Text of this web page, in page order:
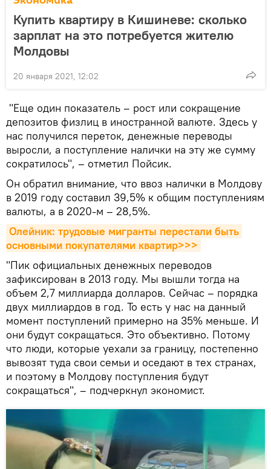
Купить квартиру в Кишиневе: сколько
зарплат на это потребуется жителю
Молдовы
20 января 2021, 12:02
"Еще один показатель – рост или сокращение
депозитов физлиц в иностранной валюте. Здесь у
нас получился переток, денежные переводы
выросли, а поступление налички на эту же сумму
сократилось", – отметил Пойсик.
Он обратил внимание, что ввоз налички в Молдову
в 2019 году составил 39,5% к общим поступлениям
валюты, а в 2020-м – 28,5%.
Олейник: трудовые мигранты перестали быть
основными покупателями квартир>>>
"Пик официальных денежных переводов
зафиксирован в 2013 году. Мы вышли тогда на
объем 2,7 миллиарда долларов. Сейчас – порядка
двух миллиардов в год. То есть у нас на данный
момент поступлений примерно на 35% меньше. И
они будут сокращаться. Это объективно. Потому
что люди, которые уехали за границу, постепенно
вывозят туда свои семьи и оседают в тех странах,
и поэтому в Молдову поступления будут
сокращаться", – подчеркнул экономист.